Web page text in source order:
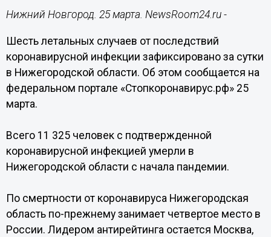
Нижний Новгород. 25 марта. NewsRoom24.ru -
Шесть летальных случаев от последствий
коронавирусной инфекции зафиксировано за сутки
в Нижегородской области. Об этом сообщается на
федеральном портале «Стопкоронавирус.рф» 25
марта.
Всего 11 325 человек с подтвержденной
коронавирусной инфекцией умерли в
Нижегородской области с начала пандемии.
По смертности от коронавируса Нижегородская
область по-прежнему занимает четвертое место в
России. Лидером антирейтинга остается Москва,